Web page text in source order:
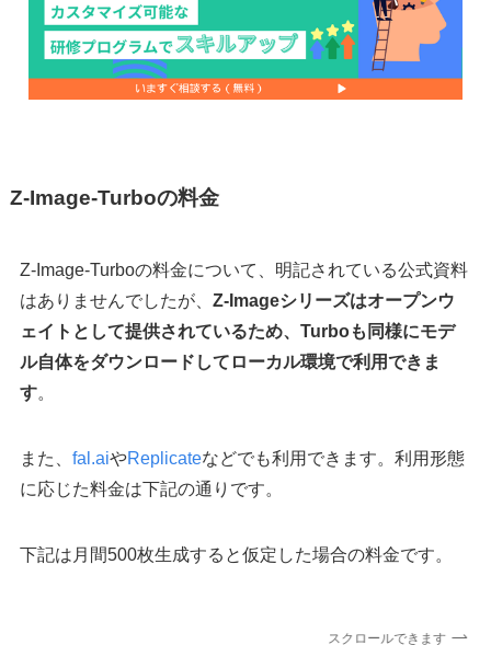
Z-Image-Turboの料金
Z-Image-Turboの料金について、明記されている公式資料
はありませんでしたが、 Z-Imageシリーズはオープンウ
ェイトとして提供されているため、Turboも同様にモデ
ル自体をダウンロードしてローカル環境で利用できま
す。
また、 fal.aiやReplicateなどでも利用できます。利用形態
に応じた料金は下記の通りです。
下記は月間500枚生成すると仮定した場合の料金です。
スクロールできます